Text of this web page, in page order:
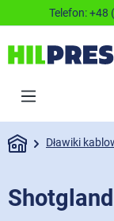
Telefon:+48
Dławiki